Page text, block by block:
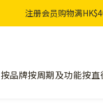
注册会员购物满
按品牌按周期及功能按直